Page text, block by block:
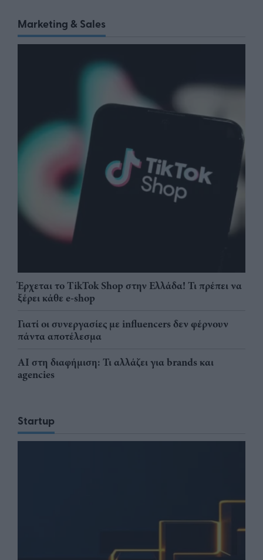
Marketing & Sales
Έρχεται το TikTok Shop στην Ελλάδα! Τι πρέπει να
ξέρει κάθε e-shop
Γιατί οι συνεργασίες με influencers δεν φέρνουν
πάντα αποτέλεσμα
AI στη διαφήμιση: Τι αλλάζει για brands και
agencies
Startup